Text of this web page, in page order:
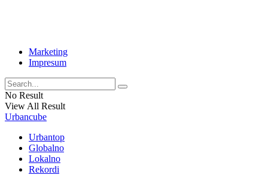
Marketing
Impresum
No Result
View All Result
Urbancube
Urbantop
Globalno
Lokalno
Rekordi